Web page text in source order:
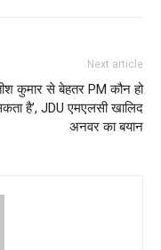
Next article
कुमार से बेहतर PM कौन हो
है’, JDU एमएलसी खालिद
अनवर का बयान